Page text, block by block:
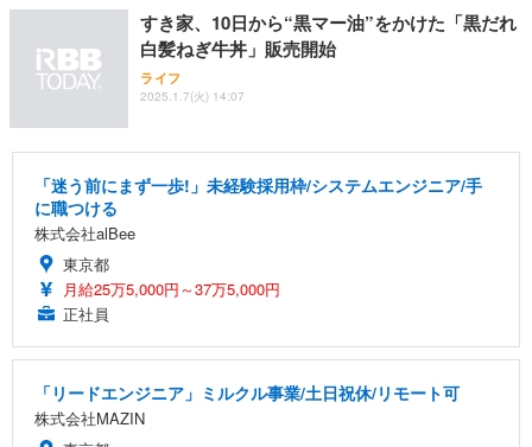
すき家、10日から“黒マー油”をかけた「黒だれ
白髪ねぎ牛丼」販売開始
ライフ
2025.1.7(火) 14:07
「迷う前にまず一歩!」未経験採用枠/システムエンジニア/手
に職つける
株式会社alBee
東京都
月給25万5,000円～37万5,000円
正社員
「リードエンジニア」ミルクル事業/土日祝休/リモート可
株式会社MAZIN